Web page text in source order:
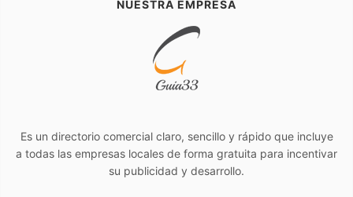
NUESTRA EMPRESA
Es un directorio comercial claro, sencillo y rápido que incluye
a todas las empresas locales de forma gratuita para incentivar
su publicidad y desarrollo.